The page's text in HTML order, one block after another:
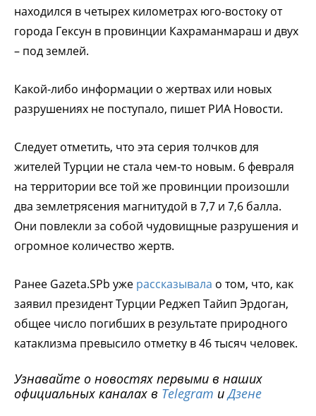
находился в четырех километрах юго-востоку от
города Гексун в провинции Кахраманмараш и двух
– под землей.
Какой-либо информации о жертвах или новых
разрушениях не поступало, пишет РИА Новости.
Следует отметить, что эта серия толчков для
жителей Турции не стала чем-то новым. 6 февраля
на территории все той же провинции произошли
два землетрясения магнитудой в 7,7 и 7,6 балла.
Они повлекли за собой чудовищные разрушения и
огромное количество жертв.
Ранее Gazeta.SPb уже рассказывала о том, что, как
заявил президент Турции Реджеп Тайип Эрдоган,
общее число погибших в результате природного
катаклизма превысило отметку в 46 тысяч человек.
Узнавайте о новостях первыми в наших
официальных каналах в Telegram иДзене